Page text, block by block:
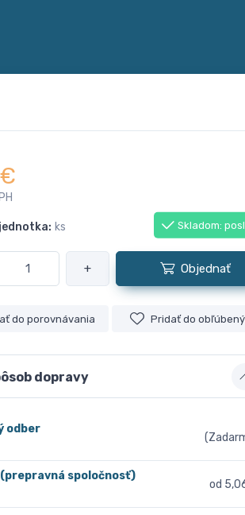
€
ks Skladom:
+ Objednať
do porovnávania Pridať do
dopravy
odber
spoločnosť)
od